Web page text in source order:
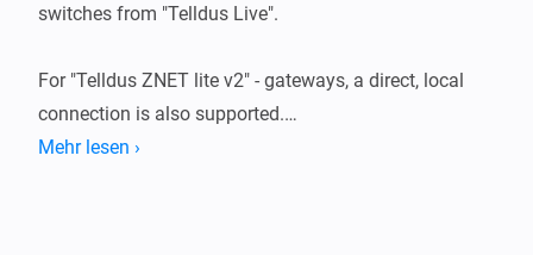
switches from "Telldus Live".
For "Telldus ZNET lite v2" - gateways, a direct, local
connection is also supported.
Mehr lesen ›